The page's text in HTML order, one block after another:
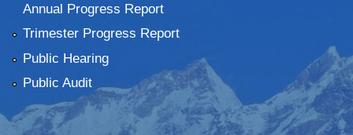
Annual Progress Report
Trimester Progress Report
Public Hearing
Public Audit